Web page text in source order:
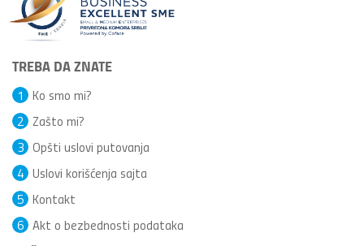
TREBA DA ZNATE
Ko smo mi?
1
Zašto mi?
2
Opšti uslovi putovanja
3
Uslovi korišćenja sajta
4
Kontakt
5
Akt o bezbednosti podataka
6